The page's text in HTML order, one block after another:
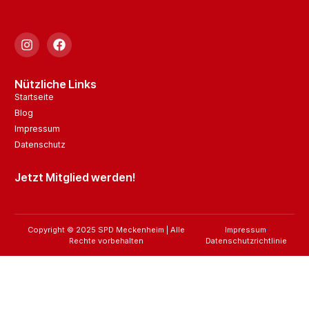
Nützliche Links
Startseite
Blog
Impressum
Datenschutz
Jetzt Mitglied werden!
Copyright © 2025 SPD Meckenheim | Alle
Rechte vorbehalten
Impressum
Datenschutzrichtlinie